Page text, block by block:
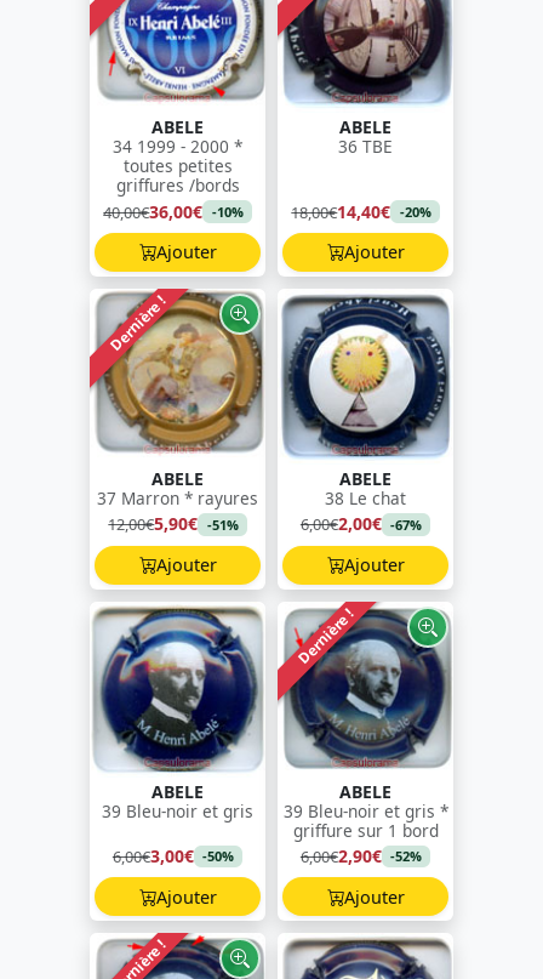
ABELE
34 1999 - 2000 *
toutes petites
griffures /bords
40,00€36,00€ -10%
Ajouter
ABELE
36 TBE
18,00€14,40€ -20%
Ajouter
Dernière !
ABELE
37 Marron * rayures
12,00€5,90€ -51%
Ajouter
ABELE
38 Le chat
6,00€2,00€ -67%
Ajouter
ABELE
39 Bleu-noir et gris
6,00€3,00€ -50%
Ajouter
Dernière !
ABELE
39 Bleu-noir et gris *
griffure sur 1 bord
6,00€2,90€ -52%
Ajouter